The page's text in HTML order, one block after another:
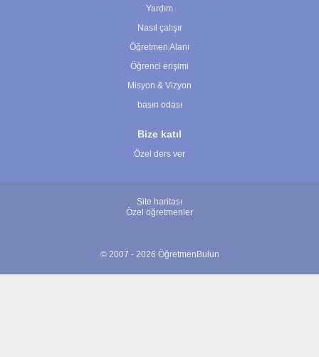
Yardım
Nasıl çalışır
Öğretmen Alanı
Öğrenci erişimi
Misyon & Vizyon
basın odası
Bize katıl
Özel ders ver
Site haritası
Özel öğretmenler
© 2007 - 2026 ÖğretmenBulun